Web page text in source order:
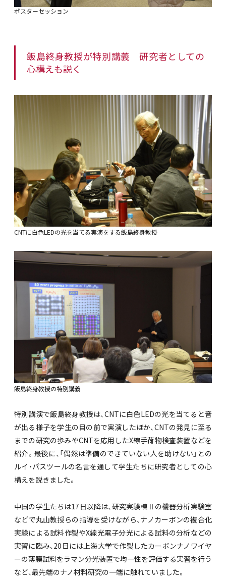
ポスターセッション
飯島終身教授が特別講義 研究者としての
心構えも説く
CNTに白色LEDの光を当てる実演をする飯島終身教授
飯島終身教授の特別講義
特別講演で飯島終身教授は、CNTに白色LEDの光を当てると音
が出る様子を学生の目の前で実演したほか、CNTの発見に至る
までの研究の歩みやCNTを応用したX線手荷物検査装置などを
紹介。最後に、「偶然は準備のできていない人を助けない」との
ルイ・パスツールの名言を通して学生たちに研究者としての心
構えを説きました。
中国の学生たちは17日以降は、研究実験棟Ⅱの機器分析実験室
などで丸山教授らの指導を受けながら、ナノカーボンの複合化
実験による試料作製やX線光電子分光による試料の分析などの
実習に臨み、20日には上海大学で作製したカーボンナノワイヤ
ーの薄膜試料をラマン分光装置で均一性を評価する実習を行う
など、最先端のナノ材料研究の一端に触れていました。